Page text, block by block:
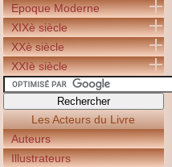
Epoque Moderne
XIXè siècle
XXè siècle
XXIè siècle
Les Acteurs du Livre
Auteurs
Illustrateurs